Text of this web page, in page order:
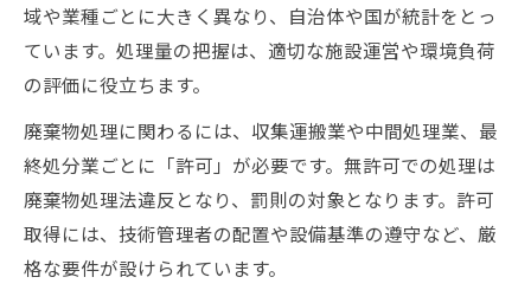
域や業種ごとに大きく異なり、自治体や国が統計をとっ
ています。処理量の把握は、適切な施設運営や環境負荷
の評価に役立ちます。
廃棄物処理に関わるには、収集運搬業や中間処理業、最
終処分業ごとに「許可」が必要です。無許可での処理は
廃棄物処理法違反となり、罰則の対象となります。許可
取得には、技術管理者の配置や設備基準の遵守など、厳
格な要件が設けられています。